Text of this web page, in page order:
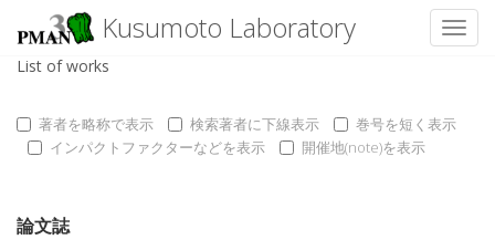
Kusumoto Laboratory
List of works
著者を略称で表示 検索著者に下線表示
巻号を短く表示
インパクトファクターなどを表示
開催地(note)を表示
論文誌